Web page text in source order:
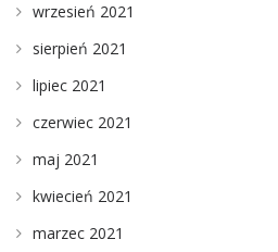
wrzesień 2021
sierpień 2021
lipiec 2021
czerwiec 2021
maj 2021
kwiecień 2021
marzec 2021